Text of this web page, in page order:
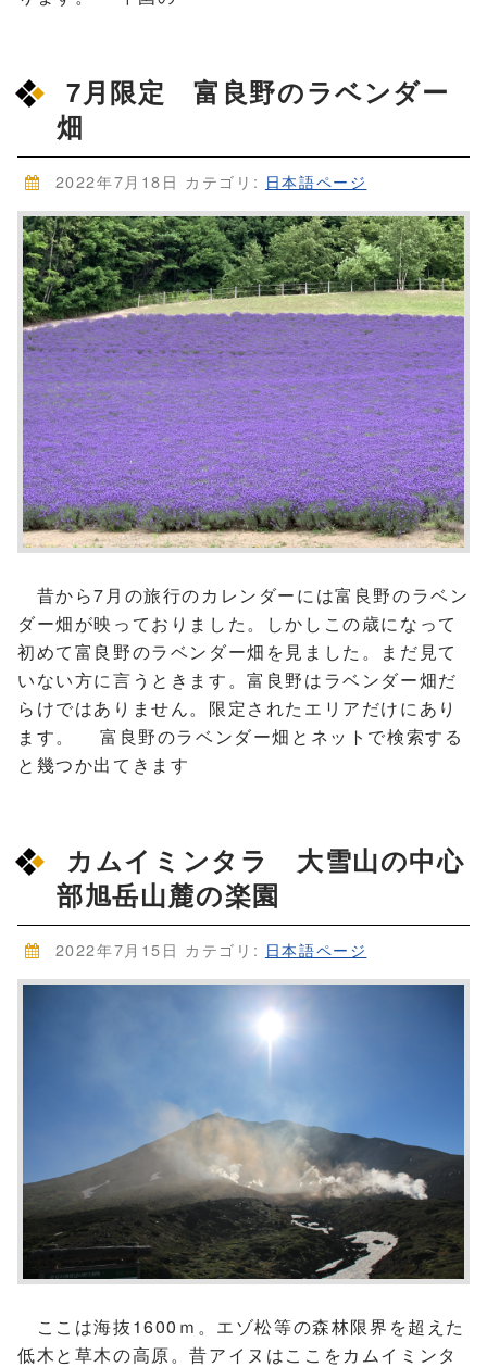
7月限定 富良野のラベンダー
畑
2022年7月18日 カテゴリ: 日本語ページ
昔から7月の旅行のカレンダーには富良野のラベン
ダー畑が映っておりました。しかしこの歳になって
初めて富良野のラベンダー畑を見ました。まだ見て
いない方に言うときます。富良野はラベンダー畑だ
らけではありません。限定されたエリアだけにあり
ます。 富良野のラベンダー畑とネットで検索する
と幾つか出てきます
カムイミンタラ 大雪山の中心
部旭岳山麓の楽園
2022年7月15日 カテゴリ: 日本語ページ
ここは海抜1600ｍ。エゾ松等の森林限界を超えた
低木と草木の高原。昔アイヌはここをカムイミンタ